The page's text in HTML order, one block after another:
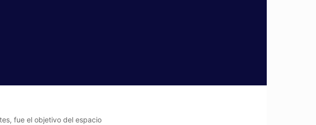
fue el objetivo del espacio